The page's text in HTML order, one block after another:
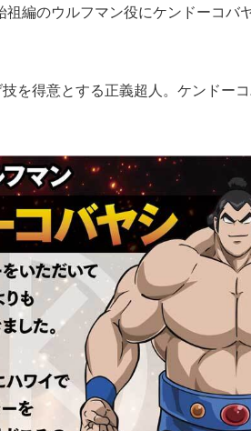
編のウルフマン役にケンドーコバ
を得意とする正義超人。ケンドー